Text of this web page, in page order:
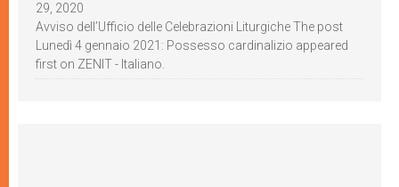
29, 2020
Avviso dell’Ufficio delle Celebrazioni Liturgiche The post
Lunedì 4 gennaio 2021: Possesso cardinalizio appeared
first on ZENIT - Italiano.